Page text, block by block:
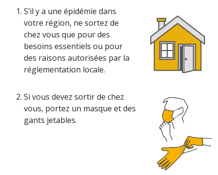
S’il y a une épidémie dans
votre région, ne sortez de
chez vous que pour des
besoins essentiels ou pour
des raisons autorisées par la
réglementation locale.
Si vous devez sortir de chez
vous, portez un masque et des
gants jetables.